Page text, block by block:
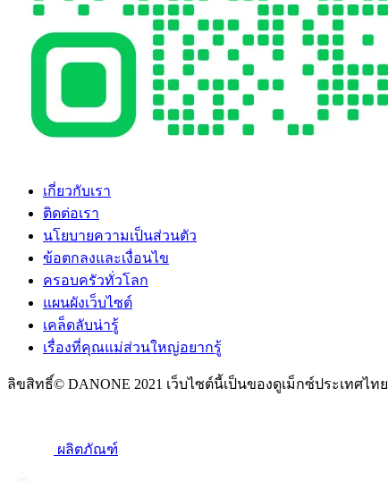
เกี่ยวกับเรา
ติดต่อเรา
นโยบายความเป็นส่วนตัว
ข้อตกลงและเงื่อนไข
ครอบครัวทั่วโลก
แผนผังเว็บไซต์
เคล็ดลับน่ารู้
เรื่องที่คุณแม่ส่วนใหญ่อยากรู้
ลิขสิทธิ์© DANONE 2021 เว็บไซต์นี้เป็นของดูเม็กซ์ประเทศไทย
ผลิตภัณฑ์